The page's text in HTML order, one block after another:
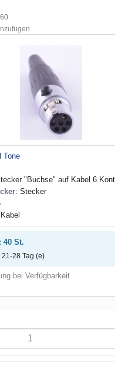
Tone
"Buchse" auf Kabel 6
: Stecker
40 St.
28 Tag (e)
bei Verfügbarkeit